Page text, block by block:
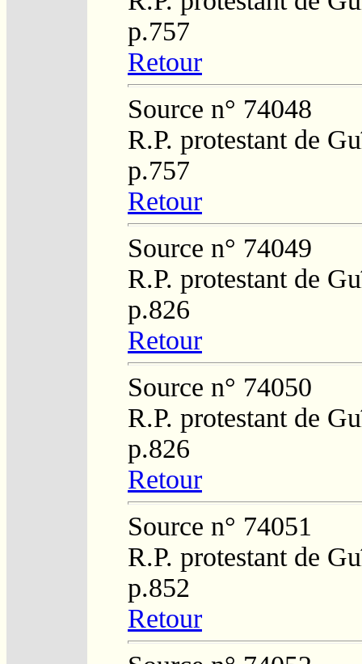
p.757
Retour
Source n° 74048
R.P. protestant de
p.757
Retour
Source n° 74049
R.P. protestant de
p.826
Retour
Source n° 74050
R.P. protestant de
p.826
Retour
Source n° 74051
R.P. protestant de
p.852
Retour